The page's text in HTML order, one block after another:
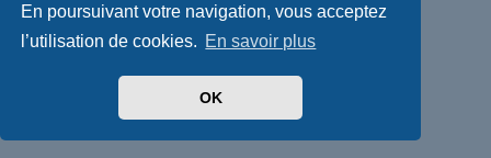
En poursuivant votre navigation, vous acceptez
l’utilisation de cookies. En savoir plus
OK